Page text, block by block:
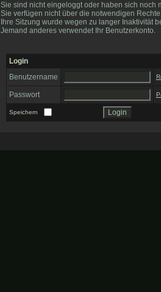
Sie sind nicht eingeloggt oder haben sich noch
Sie verfügen nicht über die notwendigen
Ihre Sitzung wurde wegen zu langer Inaktivität
Jemand anderes verwendet Ihr Benutzerkonto.
Login
Benutzername
Passwort
Speichern